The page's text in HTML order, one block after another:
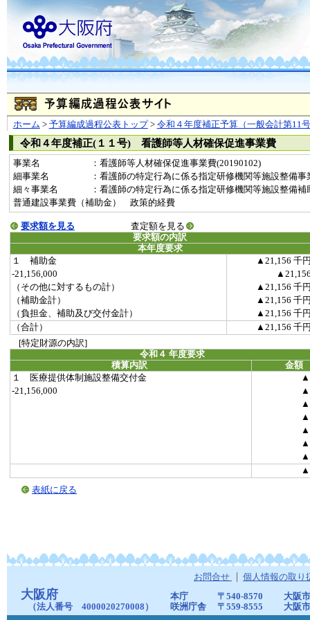
ホーム > 予算編成過程公表トップ> 令和４年度補正予算（一般会計第11
令和４年度補正(１１号) 看護師等人材確保促進事業費
事業名
：看護師等人材確保促進事業費(20190102)
細事業名
：看護師の特定行為に係る指定研修機関等施設整備事
細々事業名
：看護師の特定行為に係る指定研修機関等施設整備補
普通建設事業費（補助金） 政策的経費
要求額を見る
査定額を見る
要求額の内訳
本年度要求
１ 補助金
▲21,156 千
-21,156,000
（その他に対するもの計）
▲21,156 千
（補助金計）
▲21,156 千
（負担金、補助及び交付金計）
▲21,156 千
（合計）
▲21,156 千
[特定財源の内訳]
令和４ 年度要求
積算内訳
金額
１ 医療提供体制施設整備交付金
-21,156,000
表紙に戻る
お問合せ 個人情報の取り
大阪府
（法人番号 4000020270008）
本庁 〒540-8570
大阪
咲洲庁舎
〒559-8555
大阪